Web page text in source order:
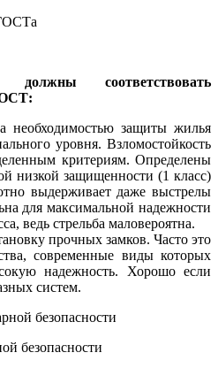
соответствовать
необходимостью защиты жилья
уровня. Взломостойкость
критериям. Определены
низкой защищенности (1 класс)
выдерживает даже выстрелы
для максимальной надежности
ведь стрельба маловероятна.
прочных замков. Часто это
современные виды которых
надежность. Хорошо если
систем.
безопасности